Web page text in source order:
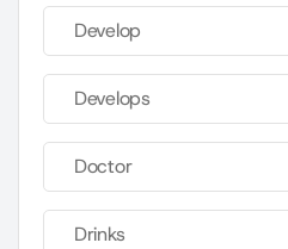
Develop
Develops
Doctor
Drinks